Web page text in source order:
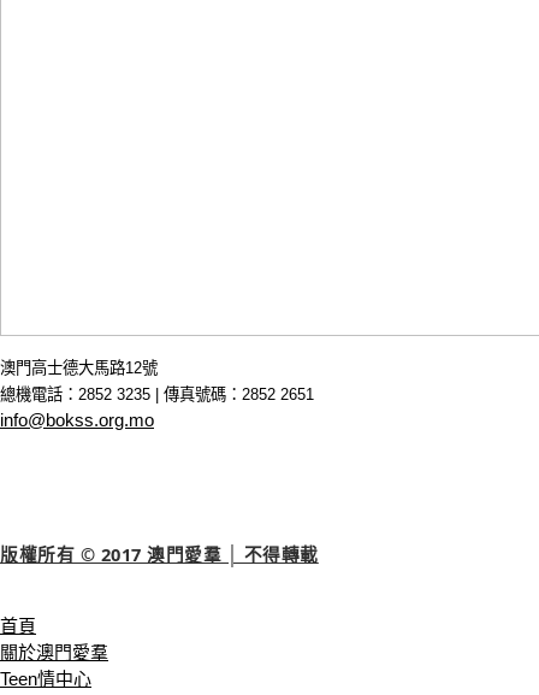
澳門高士德大馬路12號
總機電話：2852 3235 | 傳真號碼：2852 2651
info@bokss.org.mo
版權所有 © 2017 澳門愛羣 │ 不得轉載
首頁
關於澳門愛羣
Teen情中心